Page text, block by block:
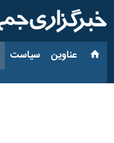
عناوین‌ سیاست